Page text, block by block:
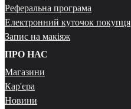
Реферальна програма
Електронний куточок покупця
Запис на макіяж
ПРО НАС
Магазини
Кар'єра
Новини